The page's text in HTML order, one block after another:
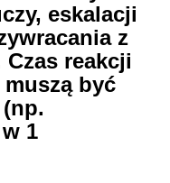
eskalacji
z
reakcji
być
1